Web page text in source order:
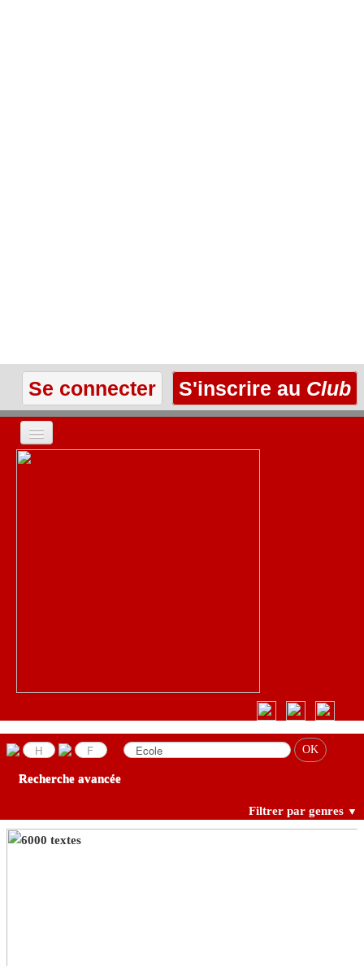
Se connecter S'inscrire au Club
Recherche avancée
Filtrer par genres ▼